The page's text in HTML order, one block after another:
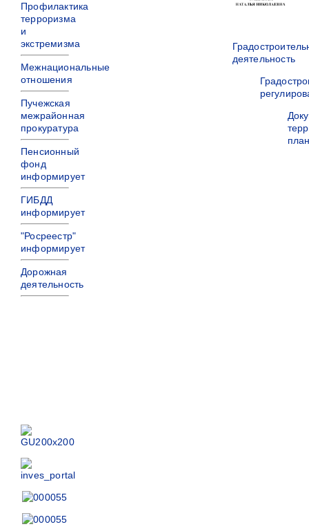
Профилактика
терроризма
и
экстремизма
Межнациональные
отношения
Пучежская
межрайонная
прокуратура
Пенсионный
фонд
информирует
ГИБДД
информирует
"Росреестр"
информирует
Дорожная
деятельность
деятельность